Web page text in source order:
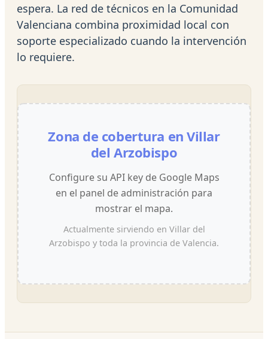
espera. La red de técnicos en la Comunidad
Valenciana combina proximidad local con
soporte especializado cuando la intervención
lo requiere.
Zona de cobertura en Villar
del Arzobispo
Configure su API key de Google Maps
en el panel de administración para
mostrar el mapa.
Actualmente sirviendo en Villar del
Arzobispo y toda la provincia de Valencia.